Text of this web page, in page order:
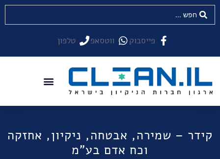
פייסבוק ווטסאפ טלפון
קידר – שמירה, אבטחה, ניקיון, אחזקה
וכח אדם בע"מ